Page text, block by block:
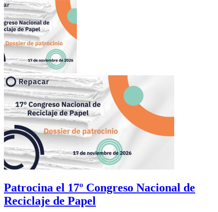
Patrocina el 17º Congreso Nacional de
Reciclaje de Papel